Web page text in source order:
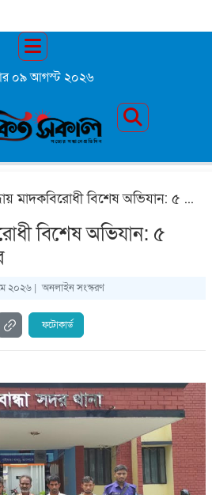
০৯ আগস্ট ২০২৬
গাইবান্ধায় মাদকবিরোধী বিশেষ অভিযান: ৫ মাদকসেবী গ্রেফতার
বিশেষ অভিযান: ৫
২০২৬ | অনলাইন সংস্করণ
ফটোকার্ড